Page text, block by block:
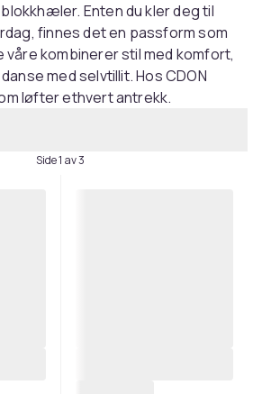
Enten du kler deg til
finnes det en passform som
kombinerer stil med komfort,
med selvtillit. Hos CDON
løfter ethvert antrekk.
Side 1 av 3